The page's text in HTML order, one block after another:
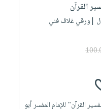
القرآن
|ورقي غلاف فني
القرآن" للإمام المفسر أبو